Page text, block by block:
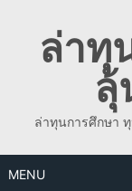
contentล่าทุ
ล่าทุนการศึกษา
MENU